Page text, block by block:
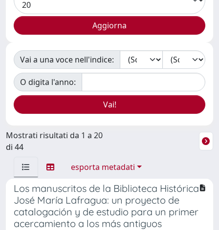
Vai a una voce nell'indice:
O digita l'anno:
Mostrati risultati da 1 a 20
di 44
esporta metadati
Los manuscritos de la Biblioteca Histórica
José María Lafragua: un proyecto de
catalogación y de estudio para un primer
acercamiento a los más antiguos